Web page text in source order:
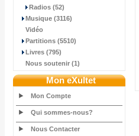
Radios (52)
Musique (3116)
Vidéo
Partitions (5510)
Livres (795)
Nous soutenir (1)
Mon eXultet
Mon Compte
Qui sommes-nous?
Nous Contacter